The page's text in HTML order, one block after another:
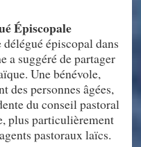
Épiscopale
épiscopal dans
a suggéré de partager
Une bénévole,
des personnes âgées,
du conseil pastoral
plus particulièrement
pastoraux laïcs.